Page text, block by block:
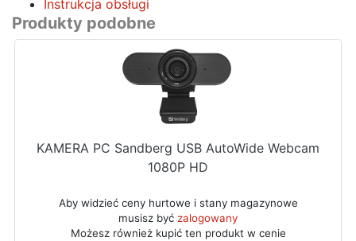
Instrukcja obsługi
Produkty podobne
KAMERA PC Sandberg USB AutoWide Webcam
1080P HD
Aby widzieć ceny hurtowe i stany magazynowe
musisz być zalogowany
Możesz również kupić ten produkt w cenie